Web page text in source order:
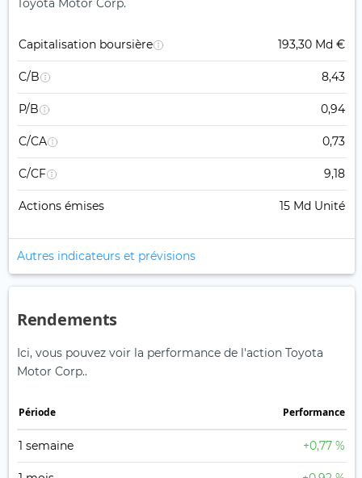
Toyota Motor Corp.
Capitalisation boursière 193,30 Md €
C/B 8,43
P/B 0,94
C/CA 0,73
C/CF 9,18
Actions émises 15 Md Unité
Autres indicateurs et prévisions
Rendements
Ici, vous pouvez voir la performance de l'action Toyota
Motor Corp..
Période Performance
1 semaine +0,77 %